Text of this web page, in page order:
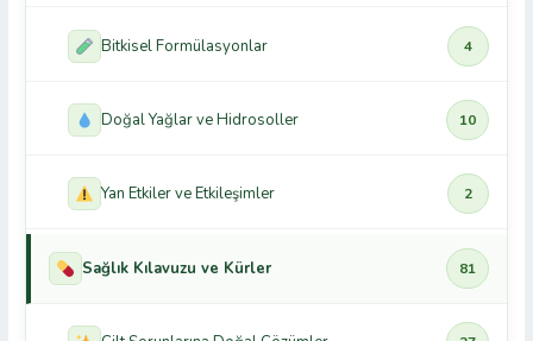
Bitkisel Formülasyonlar 4
Doğal Yağlar ve Hidrosoller 10
Yan Etkiler ve Etkileşimler 2
Sağlık Kılavuzu ve Kürler 81